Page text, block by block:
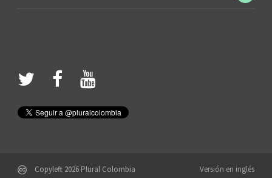
Copyleft 2026 Plural Colombia Versión en inglés